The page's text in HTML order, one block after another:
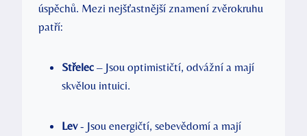
úspěchů. Mezi nejšťastnější znamení zvěrokruhu
⁢patří:
Střelec – Jsou optimističtí, ⁤odvážní ⁣a​ mají
skvělou intuici.
Lev-⁣ Jsou energičtí, sebevědomí a mají